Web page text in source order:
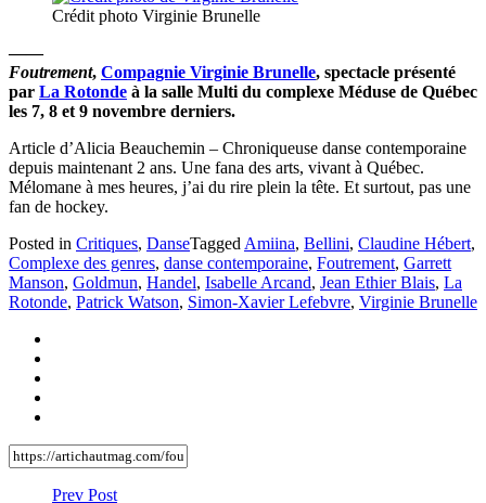
Crédit photo Virginie Brunelle
——
Foutrement, Compagnie Virginie Brunelle, spectacle présenté
par La Rotonde à la salle Multi du complexe Méduse de Québec
les 7, 8 et 9 novembre derniers.
Article d’Alicia Beauchemin – Chroniqueuse danse contemporaine
depuis maintenant 2 ans. Une fana des arts, vivant à Québec.
Mélomane à mes heures, j’ai du rire plein la tête. Et surtout, pas une
fan de hockey.
Posted in Critiques, DanseTagged Amiina, Bellini, Claudine Hébert,
Complexe des genres, danse contemporaine, Foutrement, Garrett
Manson, Goldmun, Handel, Isabelle Arcand, Jean Ethier Blais, La
Rotonde, Patrick Watson, Simon-Xavier Lefebvre, Virginie Brunelle
Prev Post